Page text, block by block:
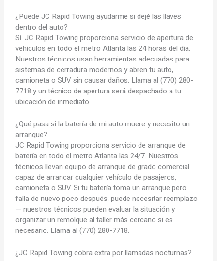
¿Puede JC Rapid Towing ayudarme si dejé las llaves
dentro del auto?
Sí. JC Rapid Towing proporciona servicio de apertura de
vehículos en todo el metro Atlanta las 24 horas del día.
Nuestros técnicos usan herramientas adecuadas para
sistemas de cerradura modernos y abren tu auto,
camioneta o SUV sin causar daños. Llama al (770) 280-
7718 y un técnico de apertura será despachado a tu
ubicación de inmediato.
¿Qué pasa si la batería de mi auto muere y necesito un
arranque?
JC Rapid Towing proporciona servicio de arranque de
batería en todo el metro Atlanta las 24/7. Nuestros
técnicos llevan equipo de arranque de grado comercial
capaz de arrancar cualquier vehículo de pasajeros,
camioneta o SUV. Si tu batería toma un arranque pero
falla de nuevo poco después, puede necesitar reemplazo
— nuestros técnicos pueden evaluar la situación y
organizar un remolque al taller más cercano si es
necesario. Llama al (770) 280-7718.
¿JC Rapid Towing cobra extra por llamadas nocturnas?